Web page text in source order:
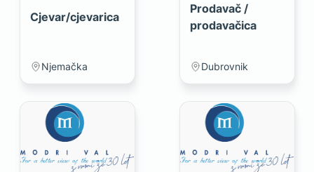
Cjevar/cjevarica
Njemačka
Prodavač /
prodavačica
Dubrovnik